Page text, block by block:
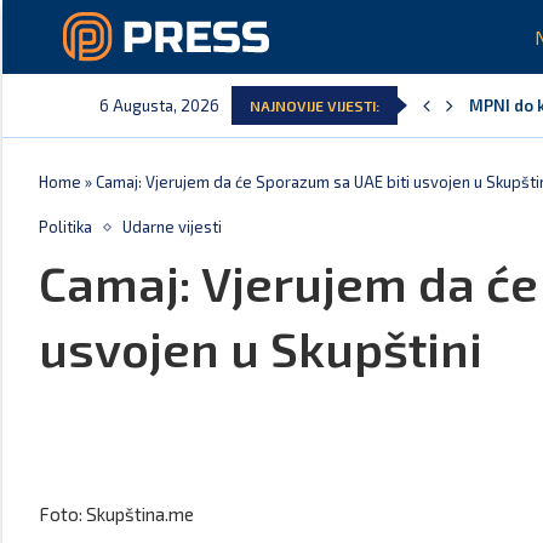
6 Augusta, 2026 NAJNOVIJE VIJESTI:
MPNI do
U
MCP
Andrić:
Spajić:
Vučić
Home »Camaj: Vjerujem da će Sporazum sa UAE biti usvojen u
Politika Udarne vijesti
Camaj: Vjerujem da
usvojen u Skupštini
Foto: Skupština.me